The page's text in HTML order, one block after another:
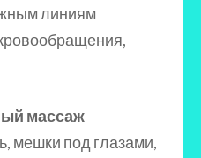
линиям
массаж
мешки под глазами,